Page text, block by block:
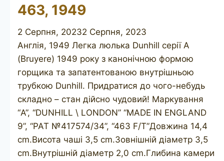
463, 1949
2 Серпня, 20232 Серпня, 2023
Англія, 1949 Легка люлька Dunhill серії A
(Bruyere) 1949 року з канонічною формою
горщика та запатентованою внутрішньою
трубкою Dunhill. Придратися до чого-небудь
складно – стан дійсно чудовий! Маркування
“A”, “DUNHILL \ LONDON” “MADE IN ENGLAND
9”, “PAT №417574/34”, “463 F/T”Довжина 14,4
cm.Висота чаші 3,5 cm.Зовнішній діаметр 3,5
cm.Внутрішній діаметр 2,0 cm.Глибина камери